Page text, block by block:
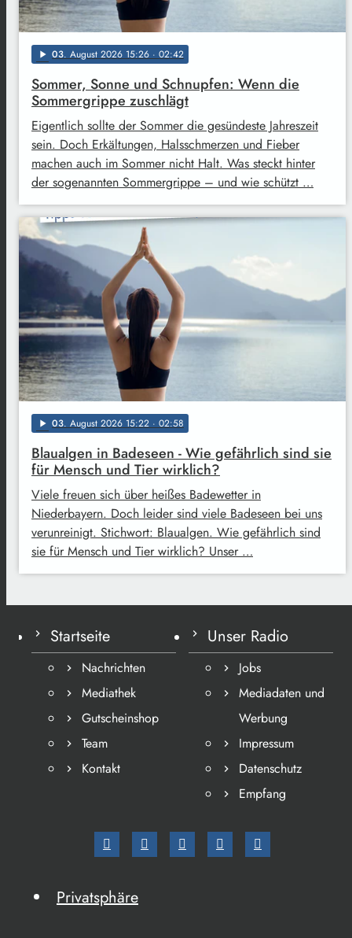
play_arrow 03. August 2026 15:26 · 02:42
Sommer, Sonne und Schnupfen: Wenn die
Sommergrippe zuschlägt
Eigentlich sollte der Sommer die gesündeste Jahreszeit
sein. Doch Erkältungen, Halsschmerzen und Fieber
machen auch im Sommer nicht Halt. Was steckt hinter
der sogenannten Sommergrippe – und wie schützt …
play_arrow 03. August 2026 15:22 · 02:58
Blaualgen in Badeseen - Wie gefährlich sind sie
für Mensch und Tier wirklich?
Viele freuen sich über heißes Badewetter in
Niederbayern. Doch leider sind viele Badeseen bei uns
verunreinigt. Stichwort: Blaualgen. Wie gefährlich sind
sie für Mensch und Tier wirklich? Unser …
Startseite
Nachrichten
Mediathek
Gutscheinshop
Team
Kontakt
Unser Radio
Jobs
Mediadaten und
Werbung
Impressum
Datenschutz
Empfang
Privatsphäre